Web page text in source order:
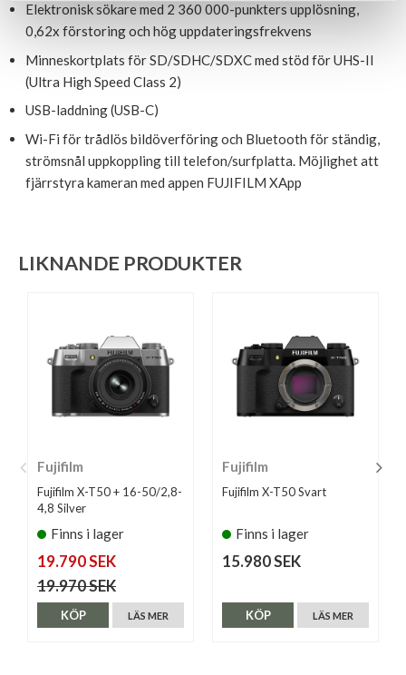
Elektronisk sökare med 2 360 000-punkters upplösning,
0,62x förstoring och hög uppdateringsfrekvens
Minneskortplats för SD/SDHC/SDXC med stöd för UHS-II
(Ultra High Speed Class 2)
USB-laddning (USB-C)
Wi-Fi för trådlös bildöverföring och Bluetooth för ständig,
strömsnål uppkoppling till telefon/surfplatta. Möjlighet att
fjärrstyra kameran med appen FUJIFILM XApp
LIKNANDE PRODUKTER
Fujifilm
Fujifilm X-T50 + 16-50/2,8-
4,8 Silver
Finns i lager
19.790 SEK
19.970 SEK
LÄS MER
KÖP
Fujifilm
Fujifilm X-T50 Svart
Finns i lager
15.980 SEK
LÄS MER
KÖP